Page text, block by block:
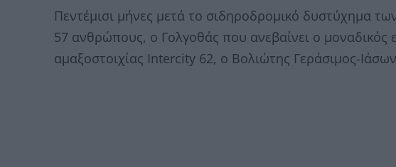
Πεντέμισι μήνες μετά το σιδηροδρομικό δυστύχημα
57 ανθρώπους, ο Γολγοθάς που ανεβαίνει ο
αμαξοστοιχίας Intercity 62, ο Βολιώτης Γεράσιμος-